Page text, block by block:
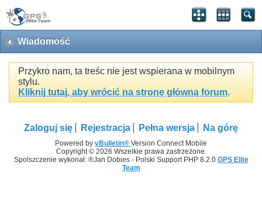
Wiadomość
Przykro nam, ta treśc nie jest wspierana w mobilnym
stylu.
Kliknij tutaj, aby wrócić na stronę główną forum.
Zaloguj się Rejestracja Pełna wersja Na górę
Powered by vBulletin® Version Connect Mobile
Copyright © 2026 Wszelkie prawa zastrzeżone.
Spolszczenie wykonał: ®Jan Dobies - Polski Support PHP 8.2.0 GPS Elite
Team